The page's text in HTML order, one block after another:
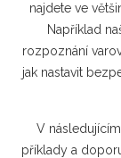
najdete ve
Například
rozpoznání
jak nastavit
V
příklady a